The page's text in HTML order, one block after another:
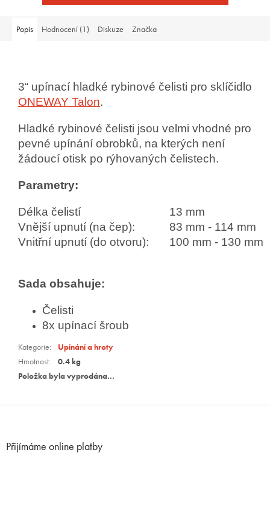
Popis Hodnocení (1) Diskuze Značka
3“ upínací hladké rybinové čelisti pro sklíčidlo
ONEWAY Talon.
Hladké rybinové čelisti jsou velmi vhodné pro
pevné upínání obrobků, na kterých není
žádoucí otisk po rýhovaných čelistech.
Parametry:
Délka čelistí
13 mm
Vnější upnutí (na čep):
83 mm - 114 mm
Vnitřní upnutí (do otvoru):
100 mm - 130 mm
Sada obsahuje:
Čelisti
8x upínací šroub
Kategorie:
Upínání a hroty
Hmotnost:
0.4 kg
Položka byla vyprodána…
Přijímáme online platby